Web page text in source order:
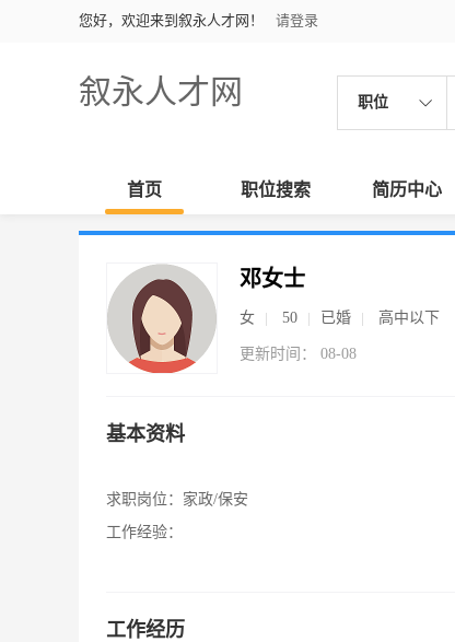
您好，欢迎来到叙永人才网！ 请登录
叙永人才网 职位
首页 职位搜索 简历中心
邓女士
女 50 已婚 高中以下
更新时间： 08-08
基本资料
求职岗位： 家政/保安
工作经验：
工作经历